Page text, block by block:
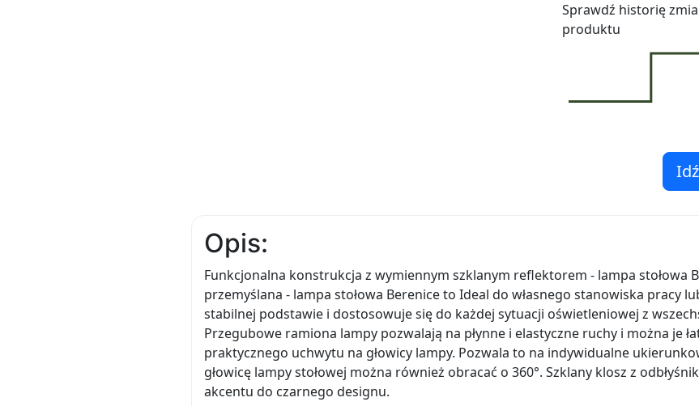
Sprawdź historię
produktu
Opis:
Funkcjonalna konstrukcja z wymiennym szklanym reflektorem - lampa stołowa
przemyślana - lampa stołowa Berenice to Ideal do własnego stanowiska pracy
stabilnej podstawie i dostosowuje się do każdej sytuacji oświetleniowej z
Przegubowe ramiona lampy pozwalają na płynne i elastyczne ruchy i można je
praktycznego uchwytu na głowicy lampy. Pozwala to na indywidualne
głowicę lampy stołowej można również obracać o 360°. Szklany klosz z
akcentu do czarnego designu.